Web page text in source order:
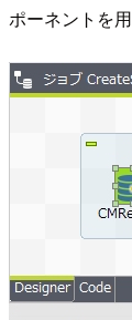
ポーネントを